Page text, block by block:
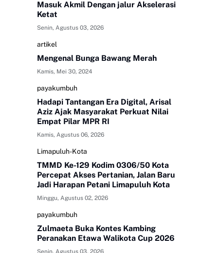
Masuk Akmil Dengan jalur Akselerasi
Ketat
Senin, Agustus 03, 2026
artikel
Mengenal Bunga Bawang Merah
Kamis, Mei 30, 2024
payakumbuh
Hadapi Tantangan Era Digital, Arisal
Aziz Ajak Masyarakat Perkuat Nilai
Empat Pilar MPR RI
Kamis, Agustus 06, 2026
Limapuluh-Kota
TMMD Ke-129 Kodim 0306/50 Kota
Percepat Akses Pertanian, Jalan Baru
Jadi Harapan Petani Limapuluh Kota
Minggu, Agustus 02, 2026
payakumbuh
Zulmaeta Buka Kontes Kambing
Peranakan Etawa Walikota Cup 2026
Senin, Agustus 03, 2026